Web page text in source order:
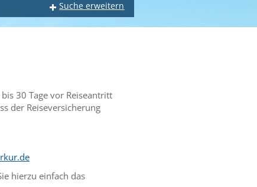
Suche erweitern
30 Tage vor Reiseantritt
der Reiseversicherung
hierzu einfach das